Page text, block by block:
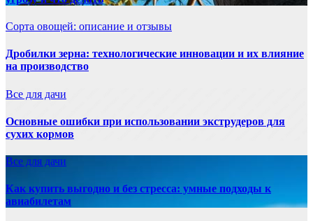
Сорта овощей: описание и отзывы
Дробилки зерна: технологические инновации и их влияние
на производство
Все для дачи
Основные ошибки при использовании экструдеров для
сухих кормов
Все для дачи
Как купить выгодно и без стресса: умные подходы к
авиабилетам